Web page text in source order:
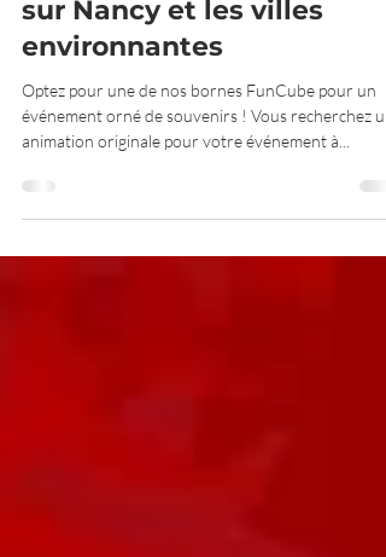
Nancy
Location d'un Photobooth
sur Nancy et les villes
environnantes
Optez pour une de nos bornes FunCube pour un